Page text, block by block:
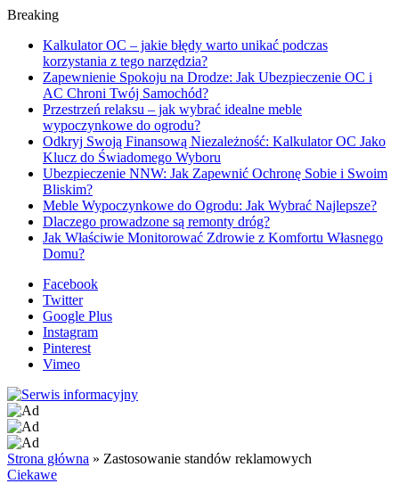
Breaking
Kalkulator OC – jakie błędy warto unikać podczas
korzystania z tego narzędzia?
Zapewnienie Spokoju na Drodze: Jak Ubezpieczenie OC i
AC Chroni Twój Samochód?
Przestrzeń relaksu – jak wybrać idealne meble
wypoczynkowe do ogrodu?
Odkryj Swoją Finansową Niezależność: Kalkulator OC Jako
Klucz do Świadomego Wyboru
Ubezpieczenie NNW: Jak Zapewnić Ochronę Sobie i Swoim
Bliskim?
Meble Wypoczynkowe do Ogrodu: Jak Wybrać Najlepsze?
Dlaczego prowadzone są remonty dróg?
Jak Właściwie Monitorować Zdrowie z Komfortu Własnego
Domu?
Facebook
Twitter
Google Plus
Instagram
Pinterest
Vimeo
Strona główna » Zastosowanie standów reklamowych
Ciekawe